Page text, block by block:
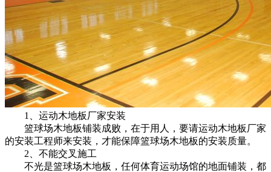
1、运动木地板厂家安装
篮球场木地板铺装成败，在于用人，要请运动木地板厂家
的安装工程师来安装，才能保障篮球场木地板的安装质量。
2、不能交叉施工
不光是篮球场木地板，任何体育运动场馆的地面铺装，都